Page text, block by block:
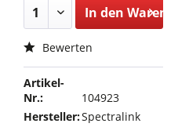
In den Warenkorb
Bewerten
Artikel-
Nr.:
104923
Hersteller:Spectralink